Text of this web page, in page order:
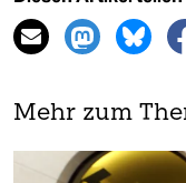
Mehr zum